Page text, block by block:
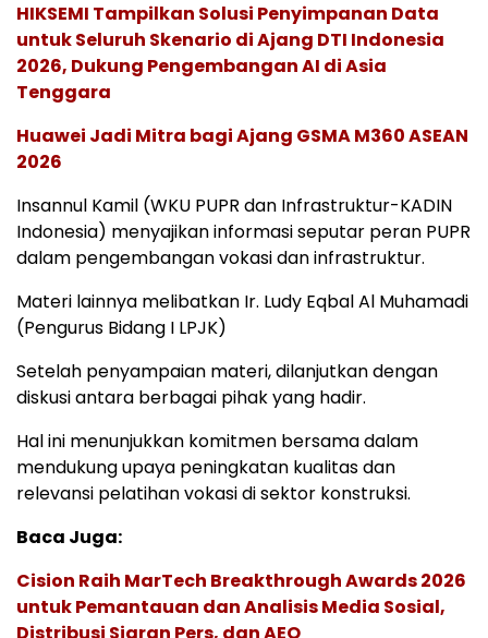
HIKSEMI Tampilkan Solusi Penyimpanan Data
untuk Seluruh Skenario di Ajang DTI Indonesia
2026, Dukung Pengembangan AI di Asia
Tenggara
Huawei Jadi Mitra bagi Ajang GSMA M360 ASEAN
2026
Insannul Kamil (WKU PUPR dan Infrastruktur-KADIN
Indonesia) menyajikan informasi seputar peran PUPR
dalam pengembangan vokasi dan infrastruktur.
Materi lainnya melibatkan Ir. Ludy Eqbal Al Muhamadi
(Pengurus Bidang I LPJK)
Setelah penyampaian materi, dilanjutkan dengan
diskusi antara berbagai pihak yang hadir.
Hal ini menunjukkan komitmen bersama dalam
mendukung upaya peningkatan kualitas dan
relevansi pelatihan vokasi di sektor konstruksi.
Baca Juga:
Cision Raih MarTech Breakthrough Awards 2026
untuk Pemantauan dan Analisis Media Sosial,